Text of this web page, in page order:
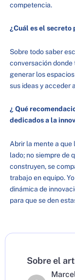
competencia.
¿Cuál es el secreto
Sobre todo saber
conversación donde
generar los
sus ideas y acceder
¿ Qué
dedicados a la
Abrir la mente a que
lado; no siempre de
construyen, se
trabajo en equipo.
dinámica de
para que se den
Sobre el